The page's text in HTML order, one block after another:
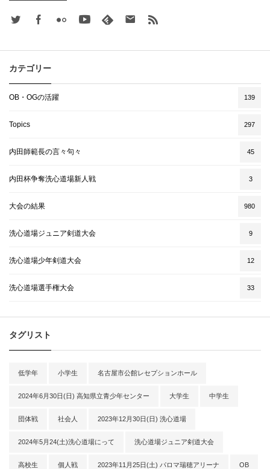
Twitter FacebookFlickr Youtube feedly Contact
カテゴリー
OB・OGの活躍 139
Topics 297
内田師範長の言々句々 45
内田杯争奪洗心道場新人戦 3
大会の結果 980
洗心道場ジュニア剣道大会 9
洗心道場少年剣道大会 12
洗心道場選手権大会 33
タグリスト
低学年 小学生 名古屋市公館レセプションホール
2024年6月30日(日) 高知県立青少年センター 大学生 中学生
団体戦 社会人 2023年12月30日(日) 洗心道場
2024年5月24(土)洗心道場にって 洗心道場ジュニア剣道大会
高校生 個人戦 2023年11月25日(土) パロマ瑞穂アリーナ OB